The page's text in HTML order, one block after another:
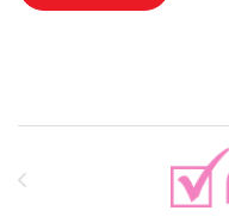
Brands Carousel